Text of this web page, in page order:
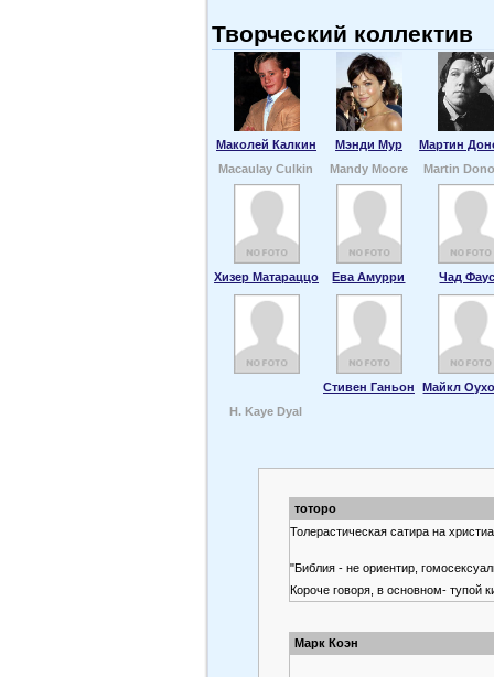
Творческий коллектив
Маколей Калкин Мэнди Мур
Мартин
Macaulay Culkin
Mandy Moore Martin
Хизер Матараццо Ева Амурри Чад
Стивен Ганьон
Майкл
H. Kaye Dyal
тоторо
Толерастическая сатира на
"Библия - не ориентир,
Короче говоря, в основном- тупой
Марк Коэн